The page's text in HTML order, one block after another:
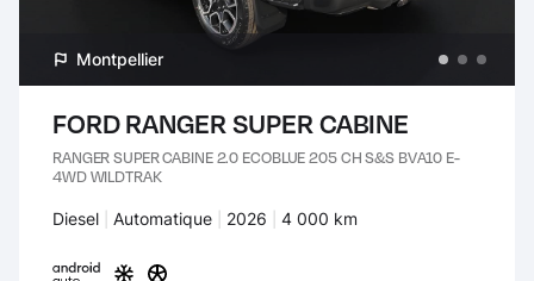
Montpellier
FORD RANGER SUPER CABINE
RANGER SUPER CABINE 2.0 ECOBLUE 205 CH S&S BVA10 E-
4WD WILDTRAK
Carburant :
Diesel Transmission :
Automatique Années :
2026 Kilomètres :
4 000 km